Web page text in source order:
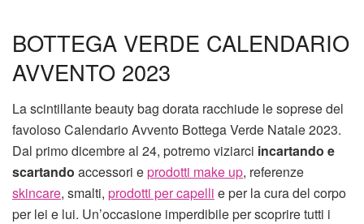
BOTTEGA VERDE CALENDARIO
AVVENTO 2023
La scintillante beauty bag dorata racchiude le soprese del
favoloso Calendario Avvento Bottega Verde Natale 2023.
Dal primo dicembre al 24, potremo viziarci incartando e
scartando accessori eprodotti make up, referenze
skincare, smalti, prodotti per capelli e per la cura del corpo
per lei e lui. Un’occasione imperdibile per scoprire tutti i